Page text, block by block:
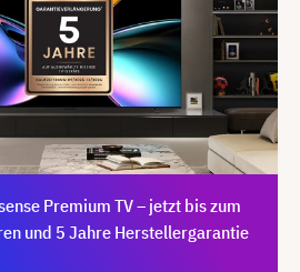
Premium TV – jetzt bis zum
und 5 Jahre Herstellergarantie